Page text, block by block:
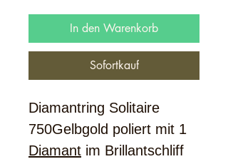
In den Warenkorb
Sofortkauf
Diamantring Solitaire
750Gelbgold poliert mit 1
Diamant im Brillantschliff